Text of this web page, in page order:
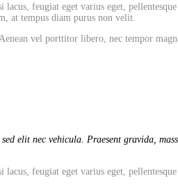
feugiat eget varius eget,
at tempus diam purus non velit.
vel porttitor libero, nec tempor
elit nec vehicula. Praesent gravida,
feugiat eget varius eget,